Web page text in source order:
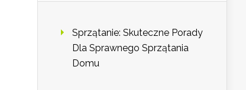
Sprzątanie: Skuteczne Porady
Dla Sprawnego Sprzątania
Domu